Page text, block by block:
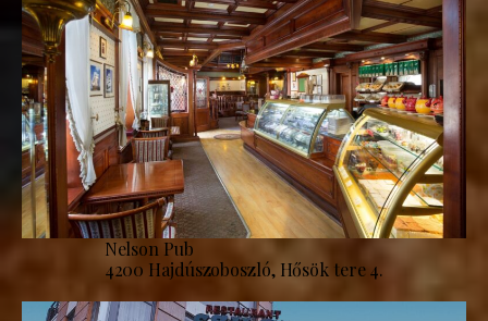
Nelson Pub
4200 Hajdúszoboszló, Hősök tere 4.